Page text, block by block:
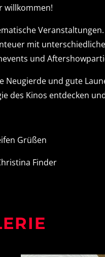
willkommen!
mit
und
Neugierde und gute
des Kinos entdecken
Grüßen
Finder